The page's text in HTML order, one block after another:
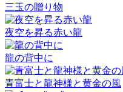
三玉の贈り物
夜空を昇る赤い龍
龍の背中に
青富士と龍神様と黄金の風